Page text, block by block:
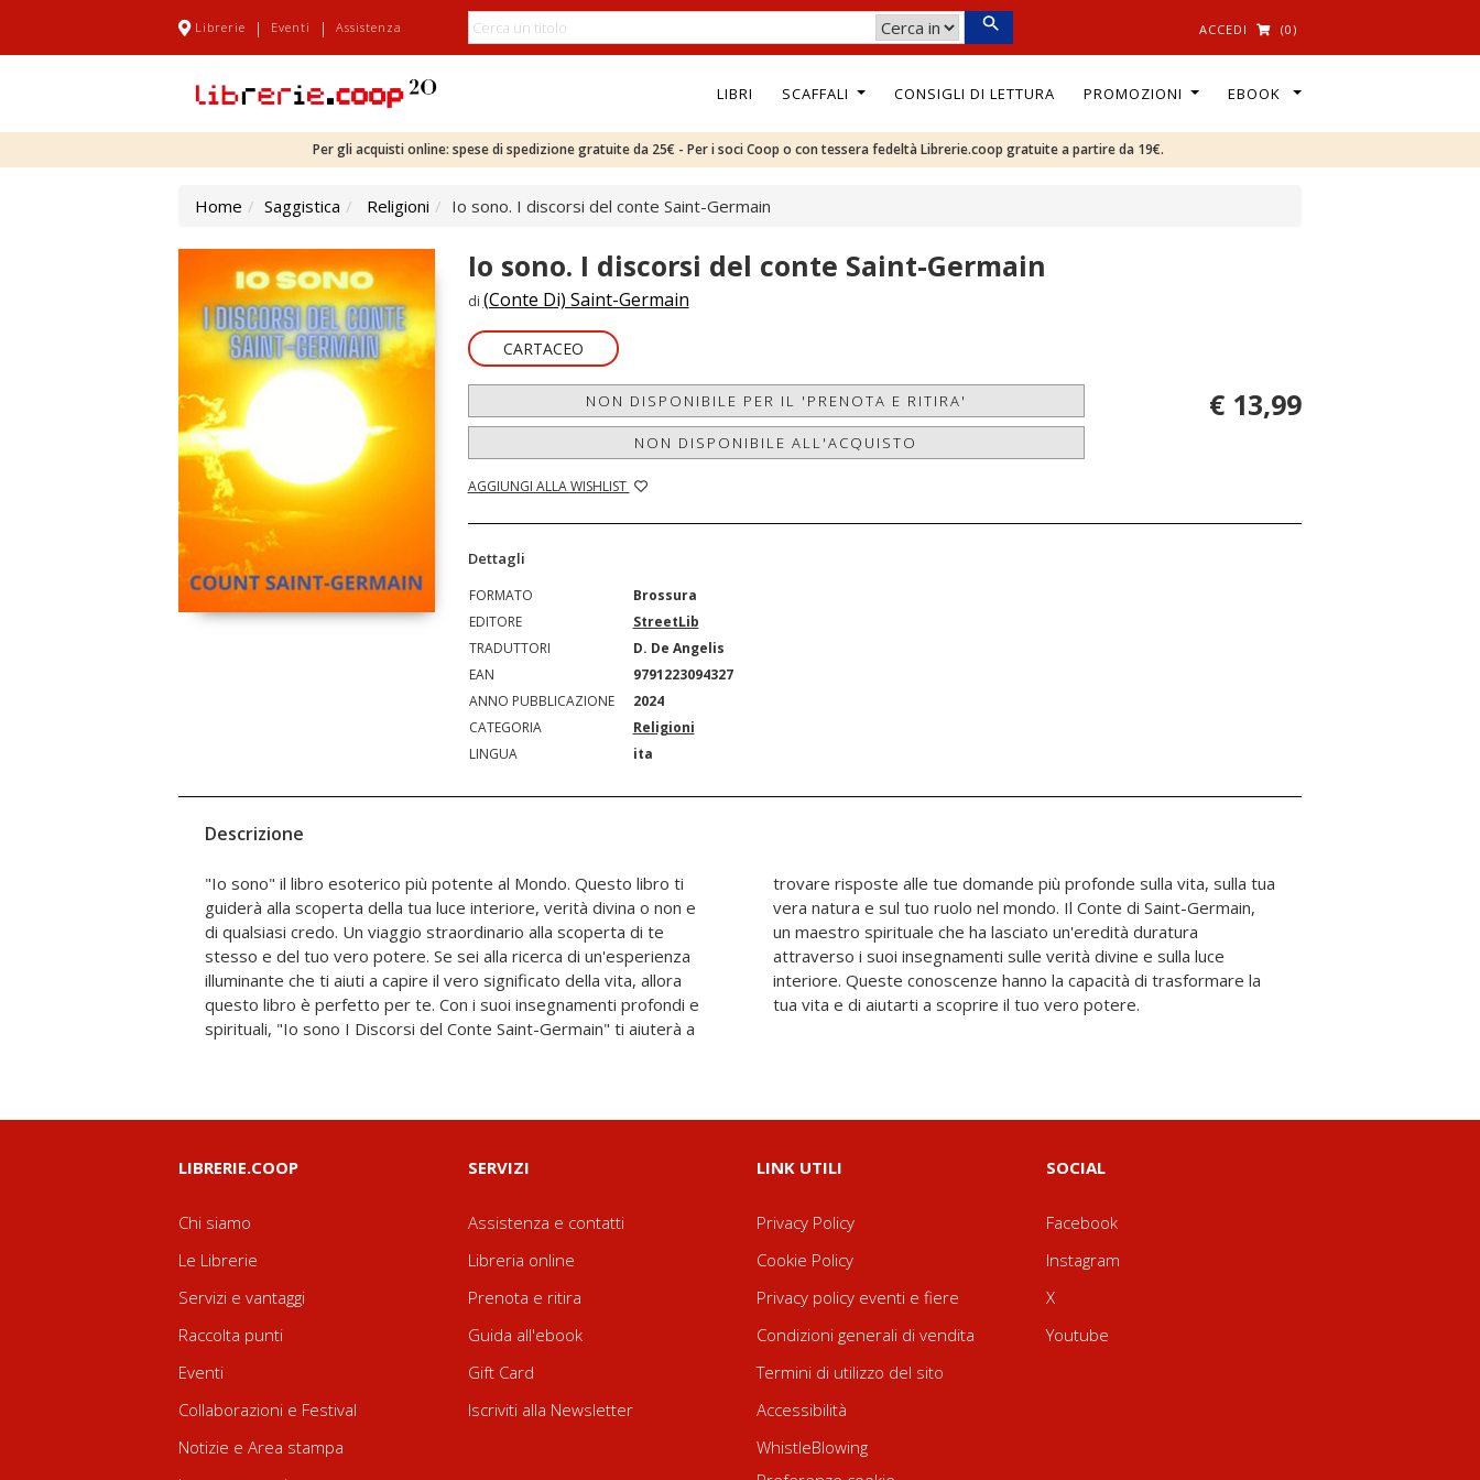
Librerie | Eventi | Assistenza ACCEDI (0)
LIBRI SCAFFALI CONSIGLI DI LETTURA PROMOZIONI EBOOK
Per gli acquisti online: spese di spedizione gratuite da 25€ - Per i soci Coop o con tessera fedeltà Librerie.coop gratuite a partire da 19€.
Home Saggistica Religioni Io sono. I discorsi del conte Saint-Germain
Io sono. I discorsi del conte Saint-Germain
di (Conte Di) Saint-Germain
CARTACEO
NON DISPONIBILE PER IL 'PRENOTA E RITIRA'
NON DISPONIBILE ALL'ACQUISTO
AGGIUNGI ALLA WISHLIST
€ 13,99
Dettagli
FORMATO
Brossura
EDITORE
StreetLib
TRADUTTORI
D. De Angelis
EAN
9791223094327
ANNO PUBBLICAZIONE
2024
CATEGORIA
Religioni
LINGUA
ita
Descrizione
"Io sono" il libro esoterico più potente al Mondo. Questo libro ti
guiderà alla scoperta della tua luce interiore, verità divina o non e
di qualsiasi credo. Un viaggio straordinario alla scoperta di te
stesso e del tuo vero potere. Se sei alla ricerca di un'esperienza
illuminante che ti aiuti a capire il vero significato della vita, allora
questo libro è perfetto per te. Con i suoi insegnamenti profondi e
spirituali, "Io sono I Discorsi del Conte Saint-Germain" ti aiuterà a
trovare risposte alle tue domande più profonde sulla vita, sulla tua
vera natura e sul tuo ruolo nel mondo. Il Conte di Saint-Germain,
un maestro spirituale che ha lasciato un'eredità duratura
attraverso i suoi insegnamenti sulle verità divine e sulla luce
interiore. Queste conoscenze hanno la capacità di trasformare la
tua vita e di aiutarti a scoprire il tuo vero potere.
LIBRERIE.COOP
Chi siamo
Le Librerie
Servizi e vantaggi
Raccolta punti
Eventi
Collaborazioni e Festival
Notizie e Area stampa
SERVIZI
Assistenza e contatti
Libreria online
Prenota e ritira
Guida all'ebook
Gift Card
Iscriviti alla Newsletter
LINK UTILI
Privacy Policy
Cookie Policy
Privacy policy eventi e fiere
Condizioni generali di vendita
Termini di utilizzo del sito
Accessibilità
WhistleBlowing
SOCIAL
Facebook
Instagram
X
Youtube